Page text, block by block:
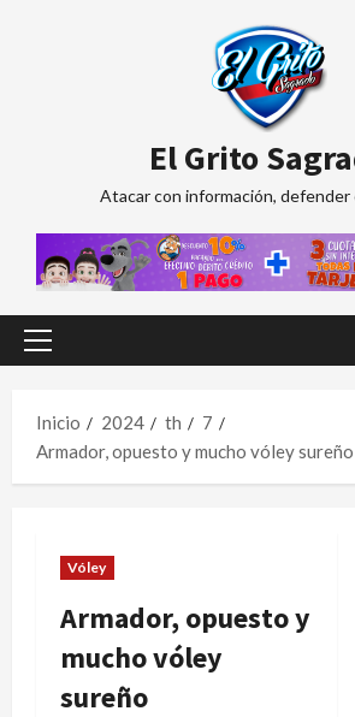
El Grito
Atacar con información, defender
Menú
Inicio
2024 th
7
Armador, opuesto y mucho vóley sureño
Vóley
Armador, opuesto y
mucho vóley
sureño